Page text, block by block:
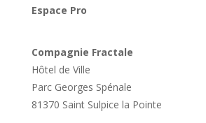
Espace Pro
Compagnie Fractale
Hôtel de Ville
Parc Georges Spénale
81370 Saint Sulpice la Pointe